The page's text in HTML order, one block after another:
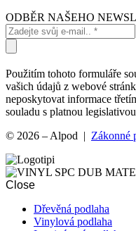
ODBĚR NAŠEHO
Použitím tohoto formuláře
vašich údajů z webové
neposkytovat informace
souladu s platnou
© 2026 – Alpod | Zákonné
Close
Dřevěná podlaha
Vinylová podlaha